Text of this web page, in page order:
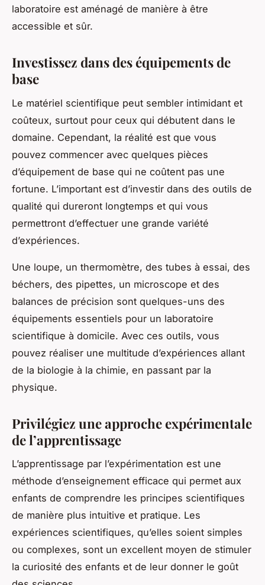
laboratoire est aménagé de manière à être
accessible et sûr.
Investissez dans des équipements de
base
Le matériel scientifique peut sembler intimidant et
coûteux, surtout pour ceux qui débutent dans le
domaine. Cependant, la réalité est que vous
pouvez commencer avec quelques pièces
d’équipement de base qui ne coûtent pas une
fortune. L’important est d’investir dans des outils de
qualité qui dureront longtemps et qui vous
permettront d’effectuer une grande variété
d’expériences.
Une loupe, un thermomètre, des tubes à essai, des
béchers, des pipettes, un microscope et des
balances de précision sont quelques-uns des
équipements essentiels pour un laboratoire
scientifique à domicile. Avec ces outils, vous
pouvez réaliser une multitude d’expériences allant
de la biologie à la chimie, en passant par la
physique.
Privilégiez une approche expérimentale
de l’apprentissage
L’apprentissage par l’expérimentation est une
méthode d’enseignement efficace qui permet aux
enfants de comprendre les principes scientifiques
de manière plus intuitive et pratique. Les
expériences scientifiques, qu’elles soient simples
ou complexes, sont un excellent moyen de stimuler
la curiosité des enfants et de leur donner le goût